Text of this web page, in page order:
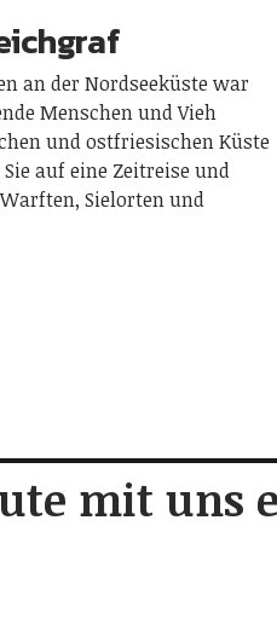
an der Nordseeküste war
Menschen und Vieh
und ostfriesischen Küste
auf eine Zeitreise und
Sielorten und
mit uns